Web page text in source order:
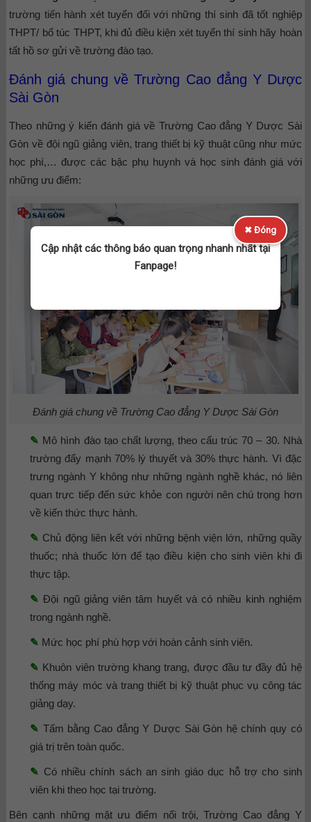
trường tiến hành xét tuyển đối với những thí sinh đã tốt nghiệp
THPT/ bổ túc THPT, khi đủ điều kiện xét tuyển thí sinh hãy hoàn
tất hồ sơ gửi về trường đào tạo.
Đánh giá chung về Trường Cao đẳng Y Dược
Sài Gòn
Theo những ý kiến đánh giá về Trường Cao đẳng Y Dược Sài
Gòn về đội ngũ giảng viên, trang thiết bị kỹ thuật cũng như mức
học phí,… được các bậc phụ huynh và học sinh đánh giá với
những ưu điểm:
Đánh giá chung về Trường Cao đẳng Y Dược Sài Gòn
✎ Mô hình đào tạo chất lượng, theo cấu trúc 70 – 30. Nhà
trường đẩy mạnh 70% lý thuyết và 30% thực hành. Vì đặc
trưng ngành Y không như những ngành nghề khác, nó liên
quan trực tiếp đến sức khỏe con người nên chú trọng hơn
về kiến thức thực hành.
✎ Chủ động liên kết với những bệnh viện lớn, những quầy
thuốc; nhà thuốc lớn để tạo điều kiện cho sinh viên khi đi
thực tập.
✎ Đội ngũ giảng viên tâm huyết và có nhiều kinh nghiệm
trong ngành nghề.
✎ Mức học phí phù hợp với hoàn cảnh sinh viên.
✎ Khuôn viên trường khang trang, được đầu tư đầy đủ hệ
thống máy móc và trang thiết bị kỹ thuật phục vụ công tác
giảng dạy.
✎ Tấm bằng Cao đẳng Y Dược Sài Gòn hệ chính quy có
giá trị trên toàn quốc.
✎ Có nhiều chính sách an sinh giáo dục hỗ trợ cho sinh
viên khi theo học tại trường.
Bên cạnh những mặt ưu điểm nổi trội, Trường Cao đẳng Y
✖ Đóng
Cập nhật các thông báo quan trọng nhanh nhất tại
Fanpage!